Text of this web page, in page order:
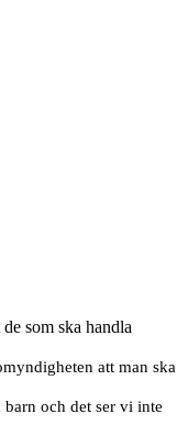
som ska handla
att man ska
och det ser vi inte